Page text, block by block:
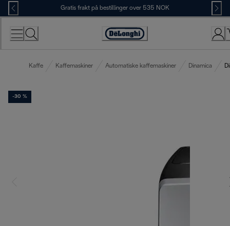
Skip
to
Content
Gratis frakt på bestillinger over 535 NOK
Accessibility
Kaffe Kaffemaskiner Automatiske kaffemaskiner Dinamica
-30 %